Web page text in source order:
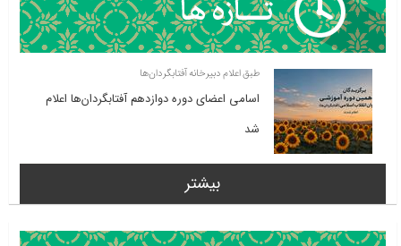
طبق اعلام دبیرخانه آفتابگردان‌ها
اسامی اعضای دوره دوازدهم آفتابگردان‌ها اعلام
شد
بیشتر